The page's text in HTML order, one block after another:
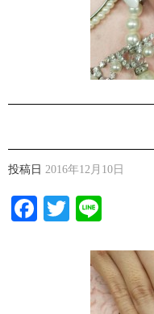
投稿日 2016年12月10日
Facebook
Twitter